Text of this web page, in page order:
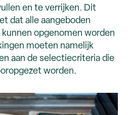
en te verrijken. Dit
dat alle aangeboden
opgenomen worden
moeten namelijk
aan de selectiecriteria die
worden.